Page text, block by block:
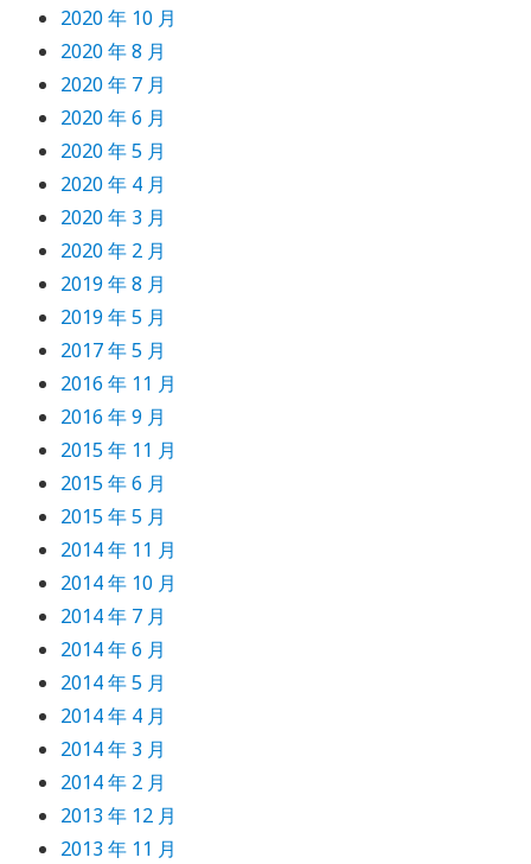
2020 年 10 月
2020 年 8 月
2020 年 7 月
2020 年 6 月
2020 年 5 月
2020 年 4 月
2020 年 3 月
2020 年 2 月
2019 年 8 月
2019 年 5 月
2017 年 5 月
2016 年 11 月
2016 年 9 月
2015 年 11 月
2015 年 6 月
2015 年 5 月
2014 年 11 月
2014 年 10 月
2014 年 7 月
2014 年 6 月
2014 年 5 月
2014 年 4 月
2014 年 3 月
2014 年 2 月
2013 年 12 月
2013 年 11 月